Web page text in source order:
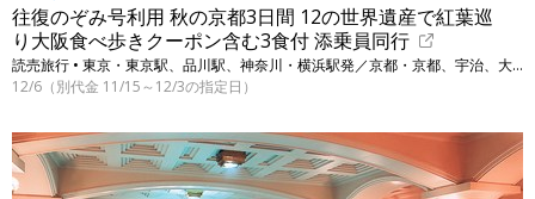
往復のぞみ号利用 秋の京都3日間 12の世界遺産で紅葉巡
り大阪食べ歩きクーポン含む3食付 添乗員同行
読売旅行 • 東京・東京駅、品川駅、神奈川・横浜駅発／京都・京都、宇治、大阪・大阪
12/6（別代金 11/15～12/3の指定日）